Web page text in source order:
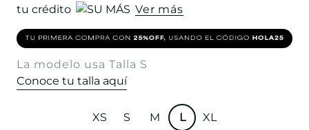
tu crédito
Ver más
La modelo usa Talla S
Conoce tu talla aquí
XS S M L XL